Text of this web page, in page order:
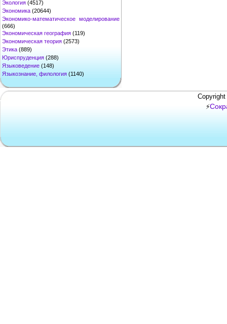
Экология (4517)
Экономика (20644)
Экономико-математическое моделирование
(666)
Экономическая география (119)
Экономическая теория (2573)
Этика (889)
Юриспруденция (288)
Языковедение (148)
Языкознание, филология (1140)
⚡